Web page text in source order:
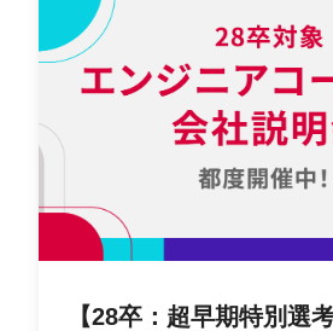
【28卒：超早期特別選